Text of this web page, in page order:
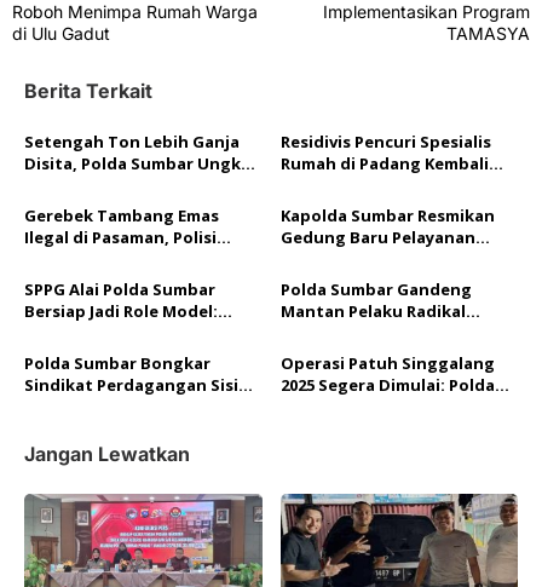
v
i
g
s
p
s
Roboh Menimpa Rumah Warga
di Ulu Gadut
Implementasikan Program
TAMASYA
Berita Terkait
Setengah Ton Lebih Ganja
Disita, Polda Sumbar Ungkap
Semester I 2026
Residivis Pencuri Spesialis
Rumah di Padang Kembali
Polda Sumbar
Gerebek Tambang Emas
Ilegal di Pasaman, Polisi
Ekskavator
Kapolda Sumbar Resmikan
Gedung Baru Pelayanan
Kenyamanan Layaknya di
Perbankan
SPPG Alai Polda Sumbar
Bersiap Jadi Role Model:
Standar Gizi Nasional
Polda Sumbar Gandeng
Mantan Pelaku Radikal
PIQ
Polda Sumbar Bongkar
Sindikat Perdagangan Sisik
Operasi Patuh Singgalang
2025 Segera Dimulai: Polda
Jangan Lewatkan